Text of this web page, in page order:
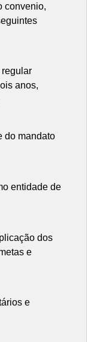
convenio,
regular
anos,
do mandato
entidade de
dos
e
e